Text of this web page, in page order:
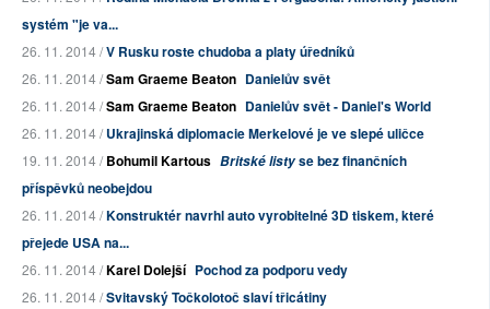
systém "je va...
26. 11. 2014 /V Rusku roste chudoba a platy úředníků
26. 11. 2014 /Sam Graeme Beaton Danielův svět
26. 11. 2014 /Sam Graeme Beaton Danielův svět - Daniel's World
26. 11. 2014 /Ukrajinská diplomacie Merkelové je ve slepé uličce
19. 11. 2014 /Bohumil Kartous Britské listyse bez finančních
příspěvků neobejdou
26. 11. 2014 /Konstruktér navrhl auto vyrobitelné 3D tiskem, které
přejede USA na...
26. 11. 2014 /Karel Dolejší Pochod za podporu vedy
26. 11. 2014 /Svitavský Točkolotoč slaví třicátiny